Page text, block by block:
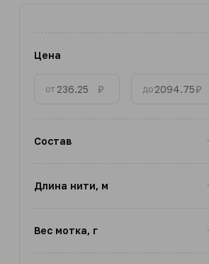
Цена
от ₽ до ₽
Состав
Длина нити, м
Вес мотка, г